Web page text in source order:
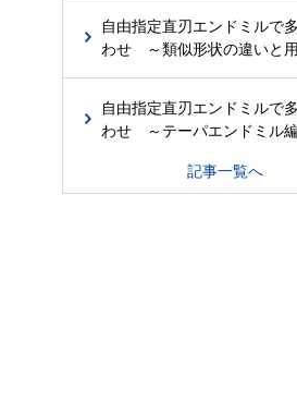
自由指定直刃エンドミルで
わせ ～類似形状の違いと
自由指定直刃エンドミルで
わせ ～テーパエンドミル
記事一覧へ